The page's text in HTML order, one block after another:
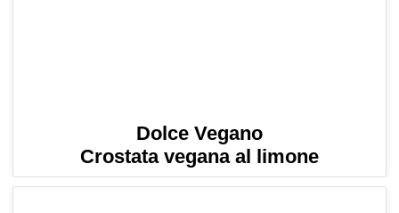
Dolce Vegano
Crostata vegana al limone